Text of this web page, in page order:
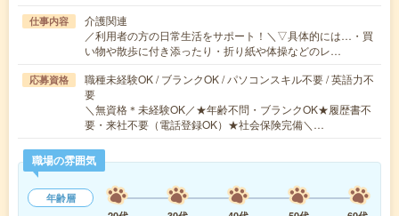
仕事内容
介護関連
／利用者の方の日常生活をサポート！＼▽具体的には…・買
い物や散歩に付き添ったり・折り紙や体操などのレ…
応募資格
職種未経験OK / ブランクOK / パソコンスキル不要 / 英語力不
要
＼無資格＊未経験OK／★年齢不問・ブランクOK★履歴書不
要・来社不要（電話登録OK）★社会保険完備＼…
職場の雰囲気
年齢層